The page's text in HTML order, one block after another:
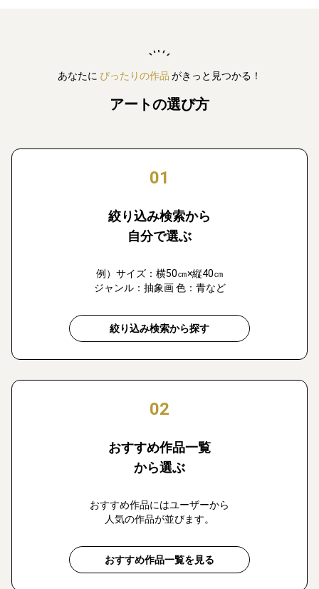
あなたに ぴったりの作品 がきっと見つかる！
アートの選び方
01
絞り込み検索から
自分で選ぶ
例）サイズ：横50㎝×縦40㎝
ジャンル：抽象画 色：青など
絞り込み検索から探す
02
おすすめ作品一覧
から選ぶ
おすすめ作品にはユーザーから
人気の作品が並びます。
おすすめ作品一覧を見る